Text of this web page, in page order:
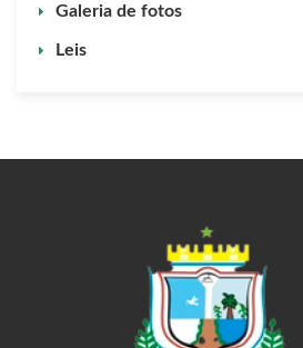
Galeria de fotos
Leis